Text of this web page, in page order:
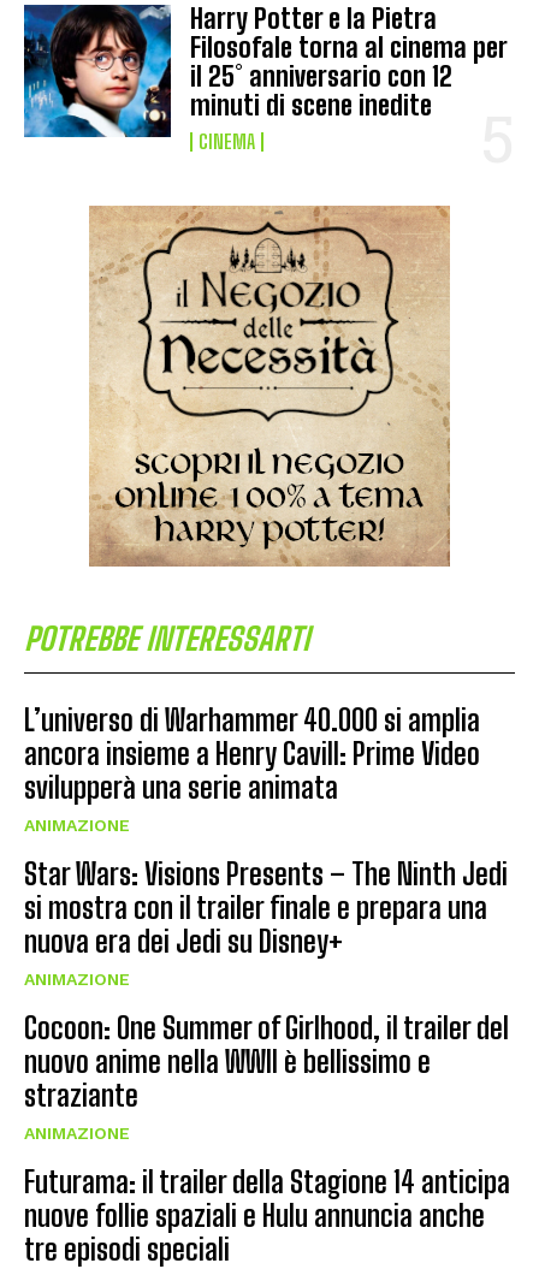
Harry Potter e la Pietra
Filosofale torna al cinema per
il 25° anniversario con 12
minuti di scene inedite
CINEMA
POTREBBE INTERESSARTI
L’universo di Warhammer 40.000 si amplia
ancora insieme a Henry Cavill: Prime Video
svilupperà una serie animata
ANIMAZIONE
Star Wars: Visions Presents – The Ninth Jedi
si mostra con il trailer finale e prepara una
nuova era dei Jedi su Disney+
ANIMAZIONE
Cocoon: One Summer of Girlhood, il trailer del
nuovo anime nella WWII è bellissimo e
straziante
ANIMAZIONE
Futurama: il trailer della Stagione 14 anticipa
nuove follie spaziali e Hulu annuncia anche
tre episodi speciali